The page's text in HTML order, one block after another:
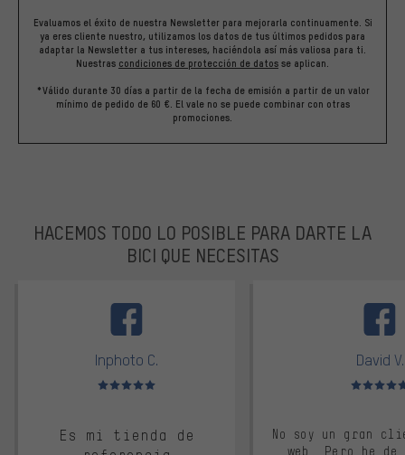
Evaluamos el éxito de nuestra Newsletter para mejorarla continuamente. Si
ya eres cliente nuestro, utilizamos los datos de tus últimos pedidos para
adaptar la Newsletter a tus intereses, haciéndola así más valiosa para ti.
Nuestras condiciones de protección de datos se aplican.
*Válido durante 30 días a partir de la fecha de emisión a partir de un valor
mínimo de pedido de 60 €. El vale no se puede combinar con otras
promociones.
HACEMOS TODO LO POSIBLE PARA DARTE LA
BICI QUE NECESITAS
Inphoto C.
Valoración media: 5 de 5
Es mi tienda de
David V.
Valoración
No soy un gran
web. Pero he